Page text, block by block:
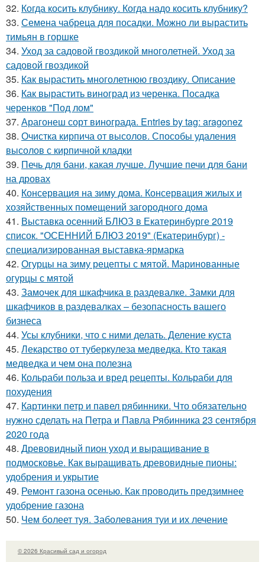
32. Когда косить клубнику. Когда надо косить клубнику?
33. Семена чабреца для посадки. Можно ли вырастить
тимьян в горшке
34. Уход за садовой гвоздикой многолетней. Уход за
садовой гвоздикой
35. Как вырастить многолетнюю гвоздику. Описание
36. Как вырастить виноград из черенка. Посадка
черенков "Под лом"
37. Арагонеш сорт винограда. Entries by tag: aragonez
38. Очистка кирпича от высолов. Способы удаления
высолов с кирпичной кладки
39. Печь для бани, какая лучше. Лучшие печи для бани
на дровах
40. Консервация на зиму дома. Консервация жилых и
хозяйственных помещений загородного дома
41. Выставка осенний БЛЮЗ в Екатеринбурге 2019
список. "ОСЕННИЙ БЛЮЗ 2019" (Екатеринбург) -
специализированная выставка-ярмарка
42. Огурцы на зиму рецепты с мятой. Маринованные
огурцы с мятой
43. Замочек для шкафчика в раздевалке. Замки для
шкафчиков в раздевалках – безопасность вашего
бизнеса
44. Усы клубники, что с ними делать. Деление куста
45. Лекарство от туберкулеза медведка. Кто такая
медведка и чем она полезна
46. Кольраби польза и вред рецепты. Кольраби для
похудения
47. Картинки петр и павел рябинники. Что обязательно
нужно сделать на Петра и Павла Рябинника 23 сентября
2020 года
48. Древовидный пион уход и выращивание в
подмосковье. Как выращивать древовидные пионы:
удобрения и укрытие
49. Ремонт газона осенью. Как проводить предзимнее
удобрение газона
50. Чем болеет туя. Заболевания туи и их лечение
© 2026 Красивый сад и огород